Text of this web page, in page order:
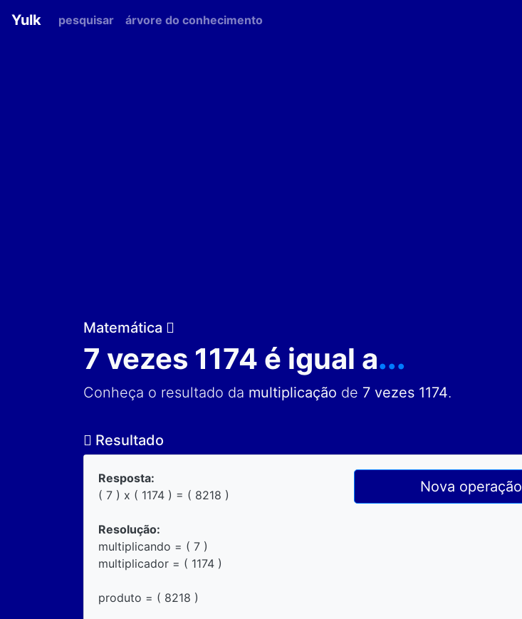
Yulk pesquisar árvore do conhecimento
Matemática
7 vezes 1174 é igual a...
Conheça o resultado da multiplicação de 7 vezes 1174.
Resultado
Resposta:
( 7 ) x ( 1174 ) = ( 8218 )
Resolução:
multiplicando = ( 7 )
multiplicador = ( 1174 )
produto = ( 8218 )
Nova operação